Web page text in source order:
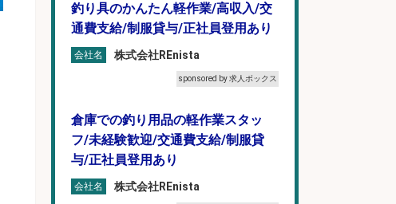
釣り具のかんたん軽作業/高収入/交
通費支給/制服貸与/正社員登用あり
会社名 株式会社REnista
sponsored by 求人ボックス
倉庫での釣り用品の軽作業スタッ
フ/未経験歓迎/交通費支給/制服貸
与/正社員登用あり
会社名 株式会社REnista